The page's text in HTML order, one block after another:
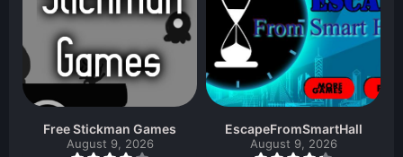
Free Stickman Games
August 9, 2026
EscapeFromSmartHall
August 9, 2026